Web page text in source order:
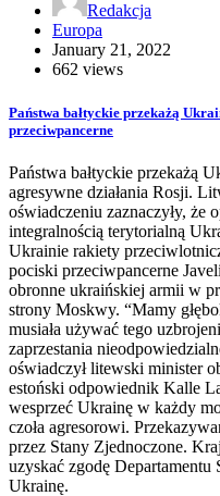
Redakcja
Europa
January 21, 2022
662 views
Państwa bałtyckie przekażą
przeciwpancerne
Państwa bałtyckie przekażą
agresywne działania Rosji.
oświadczeniu zaznaczyły, że
integralnością terytorialną
Ukrainie rakiety
pociski przeciwpancerne
obronne ukraińskiej armii w
strony Moskwy. “Mamy
musiała używać tego
zaprzestania
oświadczył litewski minister
estoński odpowiednik Kalle
wesprzeć Ukrainę w każdy
czoła agresorowi.
przez Stany Zjednoczone.
uzyskać zgodę Departamentu
Ukrainę.